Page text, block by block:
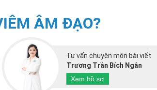
ÂM ĐẠO?
Tư vấn chuyên môn bài viết
Trương Trần Bích Ngân
Xem hồ sơ